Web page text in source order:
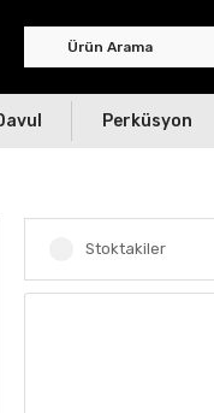
Perküsyon
Stoktakiler